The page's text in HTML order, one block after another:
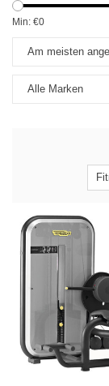
Min: €0
Am meisten
Alle Marken